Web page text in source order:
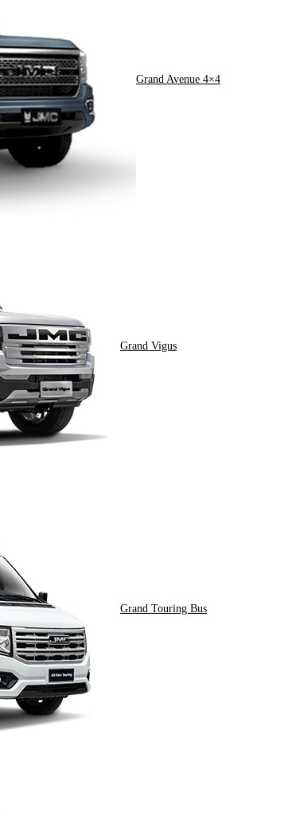
Grand Avenue 4×4
Grand Vigus
Grand Touring Bus